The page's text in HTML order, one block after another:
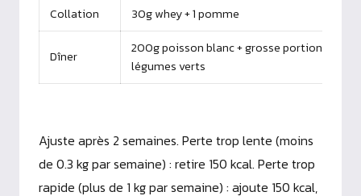
Collation
30g whey + 1 pomme
Dîner
200g poisson blanc + grosse portion de
légumes verts
Ajuste après 2 semaines. Perte trop lente (moins
de 0.3 kg par semaine) : retire 150 kcal. Perte trop
rapide (plus de 1 kg par semaine) : ajoute 150 kcal,